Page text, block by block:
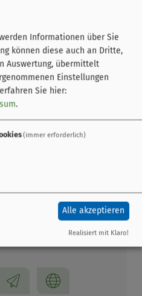
das prachtvolle Domkreuz
© OpenStreetMap-Mitwirkende
Kapitelhaus
Informationen über Sie
können diese auch an Dritte,
Auswertung, übermittelt
Einstellungen
Sie hier:
.
(immer erforderlich)
Alle akzeptieren
Realisiert mit Klaro!